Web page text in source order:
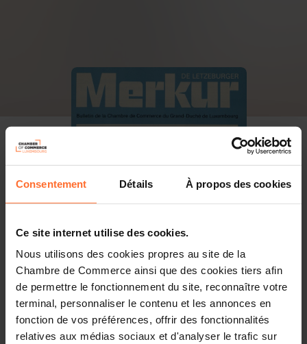
Consentement Détails À propos des cookies
Ce site internet utilise des cookies.
Nous utilisons des cookies propres au site de la
Chambre de Commerce ainsi que des cookies tiers afin
de permettre le fonctionnement du site, reconnaître votre
terminal, personnaliser le contenu et les annonces en
fonction de vos préférences, offrir des fonctionnalités
relatives aux médias sociaux et d'analyser le trafic sur
PDF, 23.1 MB